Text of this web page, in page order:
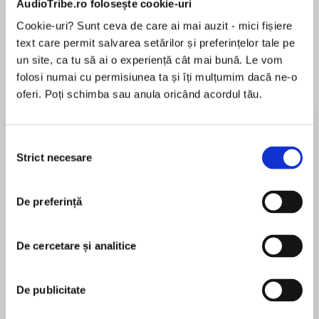
AudioTribe.ro folosește cookie-uri
Cookie-uri? Sunt ceva de care ai mai auzit - mici fișiere
text care permit salvarea setărilor și preferințelor tale pe
un site, ca tu să ai o experiență cât mai bună. Le vom
folosi numai cu permisiunea ta și îți mulțumim dacă ne-o
oferi. Poți schimba sau anula oricând acordul tău.
consimțământului
Strict necesare
De preferință
De cercetare și analitice
De publicitate
Desprecarte
Norway, 1942: She has lost everything to the
Nazis. But now she fights back…
War rages, and, under cover of darkness, Rumi
smuggle British agents, fugitives and supplies
territory.
One night, when he braves a storm to complete
pentru această carte
Mandy Robotham is a Globe and Mail, USA